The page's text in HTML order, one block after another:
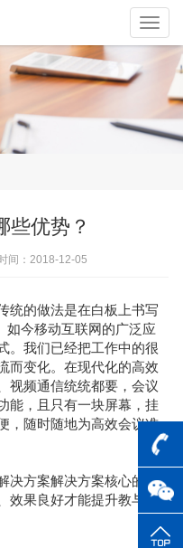
些优势？
间：2018-12-05
统的做法是在白板上书写
如今移动互联网的广泛应
。我们已经把工作中的很
而变化。在现代化的高效
视频通信统统都要， 会议
能，且只有一块屏幕，挂
，随时随地为高效会议准
决方案解决方案核心的设
效果良好才能提升教与学